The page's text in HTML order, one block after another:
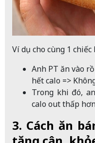
Ví dụ cho cùng 1 chiếc
Anh PT ăn vào
hết calo =>
Trong khi đó,
calo out thấp
3. Cách ăn